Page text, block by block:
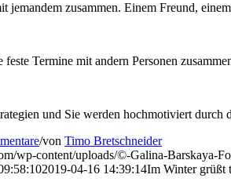
jemandem zusammen. Einem Freund,
Termine mit andern Personen
und Sie werden hochmotiviert durch
/von Timo Bretschneider
wp-content/uploads/©-Galina-Barskaya-
2019-04-16 14:39:14Im Winter grüßt